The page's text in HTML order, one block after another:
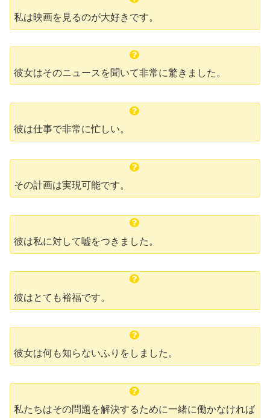
私は映画を見るのが大好きです。
彼女はそのニュースを聞いて非常に驚きました。
彼は仕事で非常に忙しい。
その計画は実現可能です。
彼は私に対して嘘をつきました。
彼はとても裕福です。
彼女は何も知らないふりをしました。
私たちはその問題を解決するために一緒に働かなければ